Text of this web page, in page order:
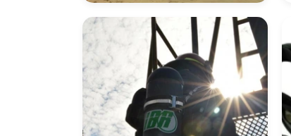
Proteção Respiratória
Para Espaço
Confinado